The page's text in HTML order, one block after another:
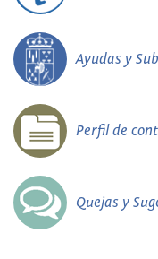
Ayudas y
Perfil de
Quejas y